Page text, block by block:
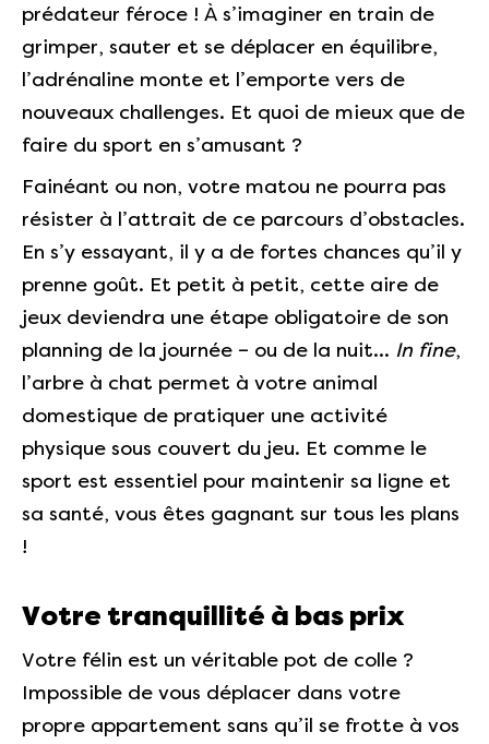
prédateur féroce ! À s’imaginer en train de
grimper, sauter et se déplacer en équilibre,
l’adrénaline monte et l’emporte vers de
nouveaux challenges. Et quoi de mieux que de
faire du sport en s’amusant ?
Fainéant ou non, votre matou ne pourra pas
résister à l’attrait de ce parcours d’obstacles.
En s’y essayant, il y a de fortes chances qu’il y
prenne goût. Et petit à petit, cette aire de
jeux deviendra une étape obligatoire de son
planning de la journée – ou de la nuit… In fine,
l’arbre à chat permet à votre animal
domestique de pratiquer une activité
physique sous couvert du jeu. Et comme le
sport est essentiel pour maintenir sa ligne et
sa santé, vous êtes gagnant sur tous les plans
!
Votre tranquillité à bas prix
Votre félin est un véritable pot de colle ?
Impossible de vous déplacer dans votre
propre appartement sans qu’il se frotte à vos